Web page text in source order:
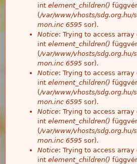
int element_children()
(/var/www/vhosts/sdg.org.hu/
mon.inc 6595 sor).
Notice: Trying to access
int element_children()
(/var/www/vhosts/sdg.org.hu/
mon.inc 6595 sor).
Notice: Trying to access
int element_children()
(/var/www/vhosts/sdg.org.hu/
mon.inc 6595 sor).
Notice: Trying to access
int element_children()
(/var/www/vhosts/sdg.org.hu/
mon.inc 6595 sor).
Notice: Trying to access
int element_children()